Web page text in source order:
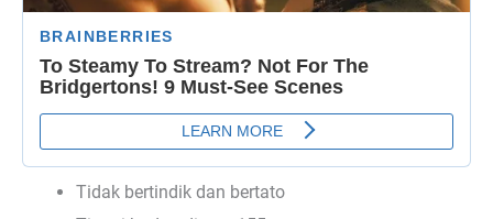
Tidak bertindik dan bertato